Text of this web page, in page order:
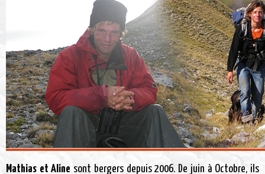
Mathias et Aline sont bergers depuis 2006. De juin à Octobre, ils